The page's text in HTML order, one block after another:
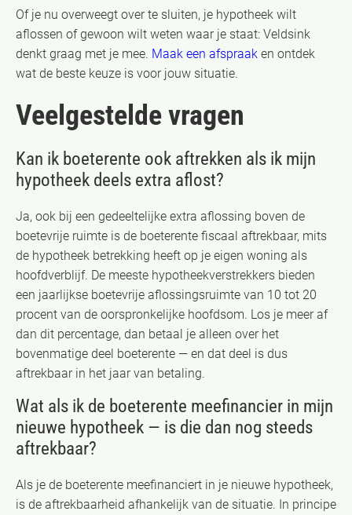
Of je nu overweegt over te sluiten, je hypotheek wilt
aflossen of gewoon wilt weten waar je staat: Veldsink
denkt graag met je mee. Maak een afspraak en ontdek
wat de beste keuze is voor jouw situatie.
Veelgestelde vragen
Kan ik boeterente ook aftrekken als ik mijn
hypotheek deels extra aflost?
Ja, ook bij een gedeeltelijke extra aflossing boven de
boetevrije ruimte is de boeterente fiscaal aftrekbaar, mits
de hypotheek betrekking heeft op je eigen woning als
hoofdverblijf. De meeste hypotheekverstrekkers bieden
een jaarlijkse boetevrije aflossingsruimte van 10 tot 20
procent van de oorspronkelijke hoofdsom. Los je meer af
dan dit percentage, dan betaal je alleen over het
bovenmatige deel boeterente — en dat deel is dus
aftrekbaar in het jaar van betaling.
Wat als ik de boeterente meefinancier in mijn
nieuwe hypotheek — is die dan nog steeds
aftrekbaar?
Als je de boeterente meefinanciert in je nieuwe hypotheek,
is de aftrekbaarheid afhankelijk van de situatie. In principe